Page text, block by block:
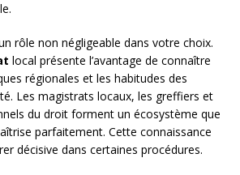
rôle non négligeable dans votre choix.
local présente l’avantage de connaître
régionales et les habitudes des
Les magistrats locaux, les greffiers et
du droit forment un écosystème que
parfaitement. Cette connaissance
décisive dans certaines procédures.